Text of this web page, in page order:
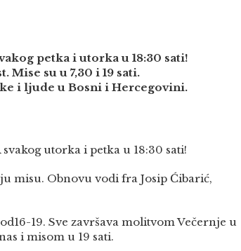
petka i utorka u 18:30 sati!
su u 7,30 i 19 sati.
i ljude u Bosni i Hercegovini.
svakog utorka i petka u 18:30 sati!
misu. Obnovu vodi fra Josip Ćibarić,
19. Sve završava molitvom Večernje u
i misom u 19 sati.